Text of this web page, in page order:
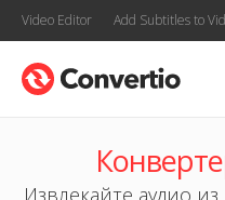
Video Editor Add Subtitles to
Извлекайте аудио